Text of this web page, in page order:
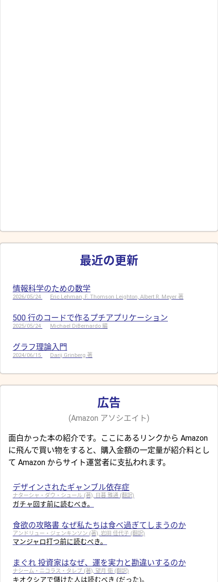
最近の更新
情報科学のための数学
2026/05/24 Eric Lehman, F. Thomson Leighton, Albert R. Meyer 著
500 行のコードで作るプチアプリケーション
2025/05/24 Michael DiBernardo 編
グラフ理論入門
2024/06/15 Darij Grinberg 著
広告
(Amazon アソシエイト)
面白かった本の紹介です。ここにあるリンクから Amazon
に飛んで買い物をすると、購入金額の一定量が紹介料とし
て Amazon からサイト運営者に支払われます。
デザインされたギャンブル依存症
ナターシャ・ダウ・シュール (著), 日暮 雅通 (翻訳)
ガチャ回す前に読むべき。
食欲の攻略書 なぜ私たちは食べ過ぎてしまうのか
アンドリュー・ジェンキンソン (著), 岩田 佳代子 (翻訳)
マンジャロ打つ前に読むべき。
まぐれ 投資家はなぜ、運を実力と勘違いするのか
ナシーム・ニコラス・タレブ (著), 望月 衛 (翻訳)
キオクシアで儲けた人は読むべき (だった)。